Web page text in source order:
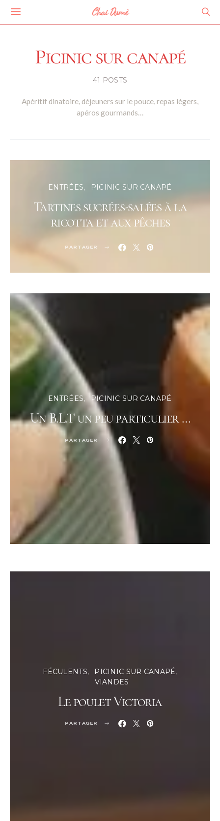
Chai Dumè
Picinic sur canapé
41 POSTS
Apéritif dinatoire, déjeuners sur le pouce, repas légers,
apéros gourmands…
ENTRÉES PICINIC SUR CANAPÉ
Tartines sucrées-salées à la
ricotta et aux pêches
PARTAGER
ENTRÉES PICINIC SUR CANAPÉ
Un B.L.T un peu particulier …
PARTAGER
FÉCULENTS
PICINIC SUR CANAPÉ
VIANDES
Le poulet Victoria
PARTAGER